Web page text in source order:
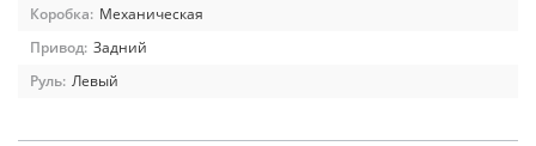
Коробка: Механическая
Привод: Задний
Руль: Левый